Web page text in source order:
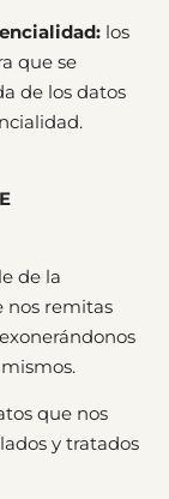
los
que se
de los datos
de la
nos remitas
que nos
y tratados